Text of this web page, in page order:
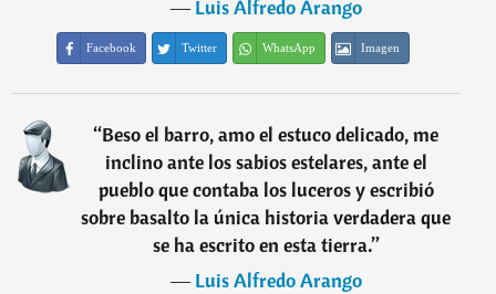
―Luis Alfredo Arango
Facebook Twitter WhatsApp Imagen
“Beso el barro, amo el estuco delicado, me
inclino ante los sabios estelares, ante el
pueblo que contaba los luceros y escribió
sobre basalto la única historia verdadera que
se ha escrito en esta tierra.”
―Luis Alfredo Arango